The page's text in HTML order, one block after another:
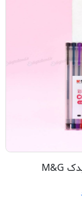
بسته خودکار هشت رنگ به همراه یدک M&G